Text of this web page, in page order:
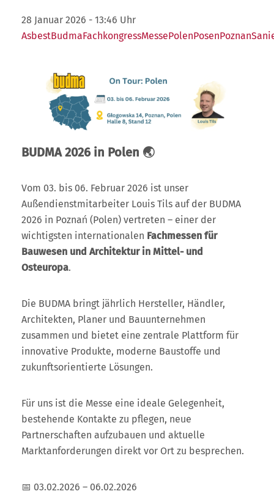
28 Januar 2026 - 13:46 Uhr
AsbestBudmaFachkongressMessePolenPosenPoznan
BUDMA 2026 in Polen 🌏
Vom 03. bis 06. Februar 2026 ist unser
Außendienstmitarbeiter Louis Tils auf der BUDMA
2026 in Poznań (Polen) vertreten – einer der
wichtigsten internationalen Fachmessen für
Bauwesen und Architektur in Mittel- und
Osteuropa.
Die BUDMA bringt jährlich Hersteller, Händler,
Architekten, Planer und Bauunternehmen
zusammen und bietet eine zentrale Plattform für
innovative Produkte, moderne Baustoffe und
zukunftsorientierte Lösungen.
Für uns ist die Messe eine ideale Gelegenheit,
bestehende Kontakte zu pflegen, neue
Partnerschaften aufzubauen und aktuelle
Marktanforderungen direkt vor Ort zu besprechen.
📅 03.02.2026 – 06.02.2026